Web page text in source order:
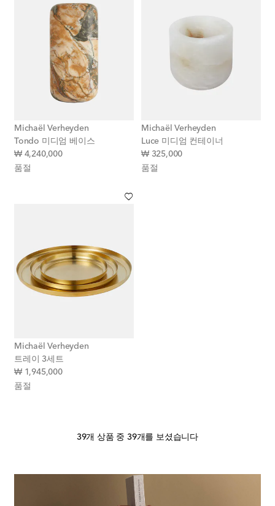
Michaël Verheyden
Tondo 미디엄 베이스
₩ 4,240,000original price
품절
Michaël Verheyden
Luce 미디엄 컨테이너
₩ 325,000original price
품절
Michaël Verheyden
트레이 3세트
₩ 1,945,000original price
품절
39개 상품 중 39개를 보셨습니다